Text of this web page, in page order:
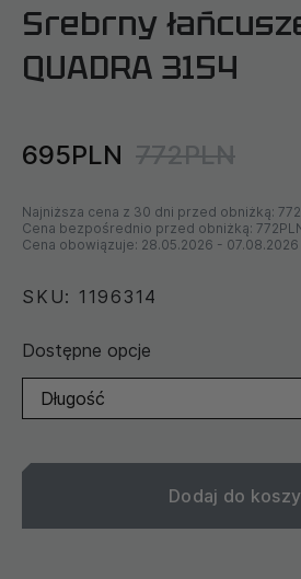
Srebrny
QUADRA 3154
695PLN 772PLN
Najniższa cena z 30 dni przed obniżką:
Cena bezpośrednio przed obniżką:
Cena obowiązuje: 28.05.2026 - 07.08.2026
SKU: 1196314
Dostępne opcje
Długość
Dodaj do